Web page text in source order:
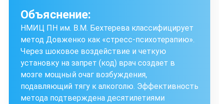
Объяснение:
НМИЦ ПН им. В.М. Бехтерева классифицирует
метод Довженко как «стресс-психотерапию».
Через шоковое воздействие и четкую
установку на запрет (код) врач создает в
мозге мощный очаг возбуждения,
подавляющий тягу к алкоголю. Эффективность
метода подтверждена десятилетиями